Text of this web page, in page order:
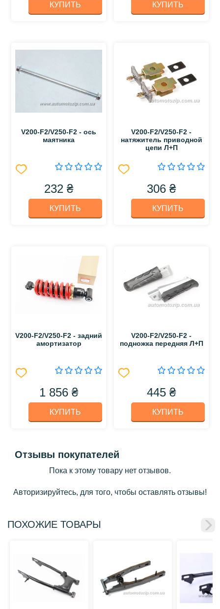
КУПИТЬ КУПИТЬ
V200-F2/V250-F2 - ось
маятника
232 ₴
КУПИТЬ
V200-F2/V250-F2 -
натяжитель приводной
цепи Л+П
306 ₴
КУПИТЬ
V200-F2/V250-F2 - задний
амортизатор
1 856 ₴
КУПИТЬ
V200-F2/V250-F2 -
подножка передняя Л+П
445 ₴
КУПИТЬ
Отзывы покупателей
Пока к этому товару нет отзывов.
Авторизируйтесь, для того, чтобы оставлять отзывы!
ПОХОЖИЕ ТОВАРЫ